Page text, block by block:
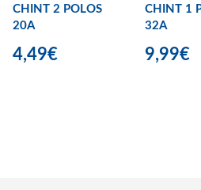
CHINT 2 POLOS
20A
4,49€
CHINT 1
32A
9,99€